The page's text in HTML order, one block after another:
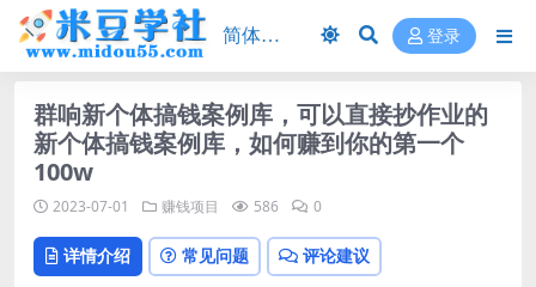
登录
群响新个体‮钱搞‬案例库，可‮直以‬接抄作业的
新‮体个‬搞钱案例库，如何赚到你的第一个
100w
2023-07-01 赚钱项目 586 0
详情介绍 常见问题 评论建议